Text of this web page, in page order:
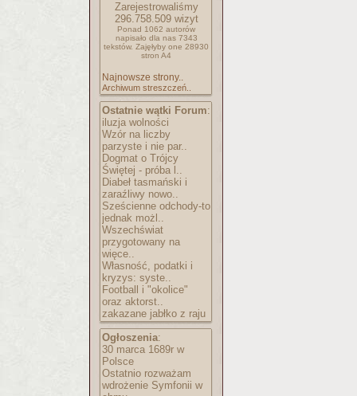
Zarejestrowaliśmy
296.758.509wizyt
Ponad 1062 autorów
napisało dla nas 7343
tekstów. Zajęłyby one 28930
stron A4
Najnowsze strony..
Archiwum streszczeń..
Ostatnie wątki Forum:
iluzja wolności
Wzór na liczby
parzyste i nie par..
Dogmat o Trójcy
Świętej - próba l..
Diabeł tasmański i
zaraźliwy nowo..
Sześcienne odchody-to
jednak możl..
Wszechświat
przygotowany na
więce..
Własność, podatki i
kryzys: syste..
Football i "okolice"
oraz aktorst..
zakazane jabłko z raju
Ogłoszenia:
30 marca 1689r w
Polsce
Ostatnio rozważam
wdrożenie Symfonii w